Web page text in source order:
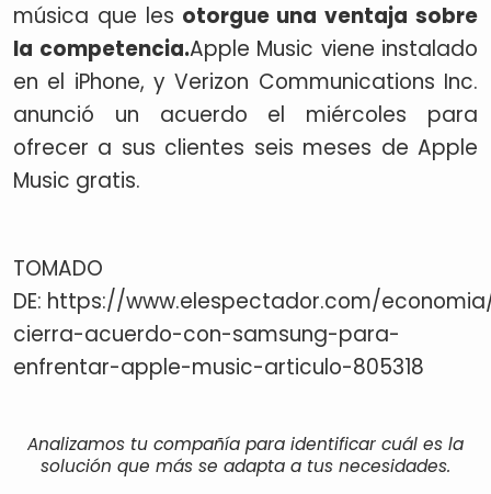
música que les otorgue una ventaja sobre
la competencia.Apple Music viene instalado
en el iPhone, y Verizon Communications Inc.
anunció un acuerdo el miércoles para
ofrecer a sus clientes seis meses de Apple
Music gratis.
TOMADO
DE: https://www.elespectador.com/
cierra-acuerdo-con-samsung-para-
enfrentar-apple-music-articulo-805318
Analizamos tu compañía para identificar cuál es la
solución que más se adapta a tus necesidades.